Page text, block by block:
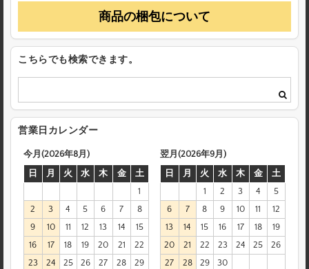
商品の梱包について
こちらでも検索できます。
営業日カレンダー
今月(2026年8月)
日
月 火 水 木 金
土
1
2
3 4 5 6 7
8
9
10 11 12 13 14
15
16
17 18 19 20 21
22
23
24 25 26 27 28
29
翌月(2026年9月)
日
月 火 水 木 金
土
1
2 3 4
5
6
7 8 9 10 11
12
13
14 15 16 17 18
19
20
21 22 23 24 25
26
27
28 29 30